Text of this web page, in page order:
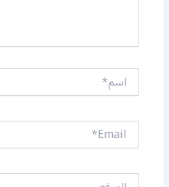
اسم*
Email*
الموقع